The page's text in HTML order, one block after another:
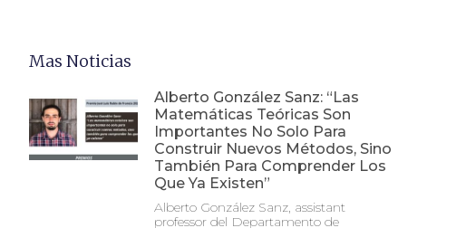
Mas Noticias
Alberto González Sanz: “Las
Matemáticas Teóricas Son
Importantes No Solo Para
Construir Nuevos Métodos, Sino
También Para Comprender Los
Que Ya Existen”
Alberto González Sanz, assistant
professor del Departamento de